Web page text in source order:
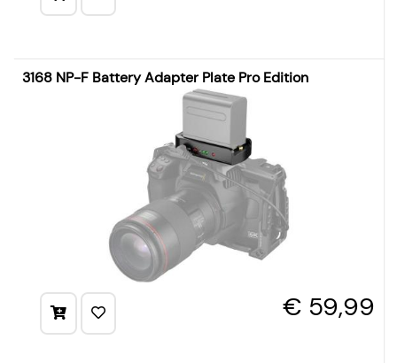
3168 NP-F Battery Adapter Plate Pro Edition
€ 59,99